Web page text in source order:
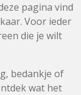
pagina vind
Voor ieder
die je wilt
bedankje of
wat het